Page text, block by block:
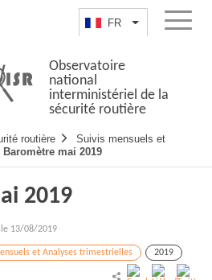
FR Lister lesMenu
Observatoire
national
interministériel de la
sécurité routière
routière
Suivis mensuels et
Baromètre mai 2019
2019
le 13/08/2019
et Analyses trimestrielles 2019